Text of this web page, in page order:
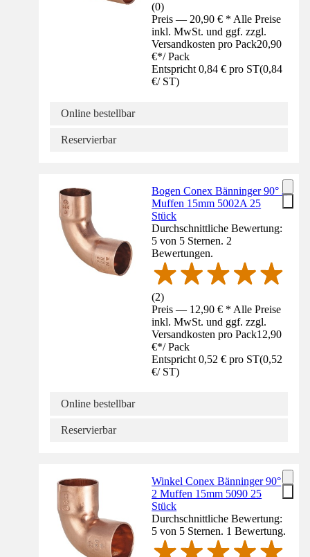
(0)
Preis — 20,90 € * Alle Preise
inkl. MwSt. und ggf. zzgl.
Versandkosten pro Pack20,90
€*/ Pack
Entspricht 0,84 € pro ST(0,84
€/ ST)
Online bestellbar
Reservierbar
Bogen Conex Bänninger 90° 2
Muffen 15mm 5002A 25
Stück
Durchschnittliche Bewertung:
5 von 5 Sternen. 2
Bewertungen.
(2)
Preis — 12,90 € * Alle Preise
inkl. MwSt. und ggf. zzgl.
Versandkosten pro Pack12,90
€*/ Pack
Entspricht 0,52 € pro ST(0,52
€/ ST)
Online bestellbar
Reservierbar
Winkel Conex Bänninger 90°
2 Muffen 15mm 5090 25
Stück
Durchschnittliche Bewertung:
5 von 5 Sternen. 1 Bewertung.